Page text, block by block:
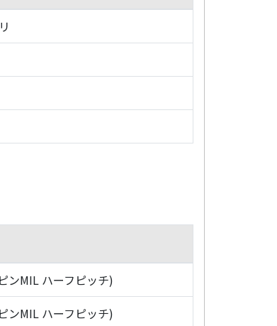
ンMIL ハーフピッチ)
ンMIL ハーフピッチ)